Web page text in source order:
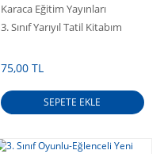
Karaca Eğitim Yayınları
3. Sınıf Yarıyıl Tatil Kitabım
75,00 TL
SEPETE EKLE